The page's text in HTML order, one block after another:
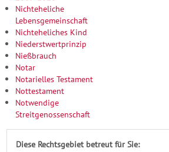
Nichteheliche
Lebensgemeinschaft
Nichteheliches Kind
Niederstwertprinzip
Nießbrauch
Notar
Notarielles Testament
Nottestament
Notwendige
Streitgenossenschaft
Diese Rechtsgebiet betreut für Sie: